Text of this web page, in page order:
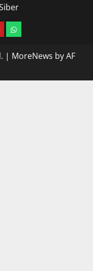
whatsapp
| MoreNews by AF